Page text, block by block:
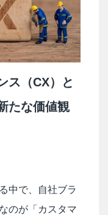
ス（CX）と
たな価値観
中で、自社ブラ
のが「カスタマ